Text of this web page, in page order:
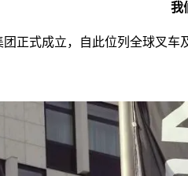
我
正式成立，自此位列全球叉车